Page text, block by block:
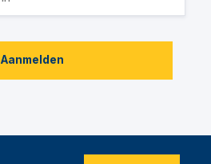
Aanmelden